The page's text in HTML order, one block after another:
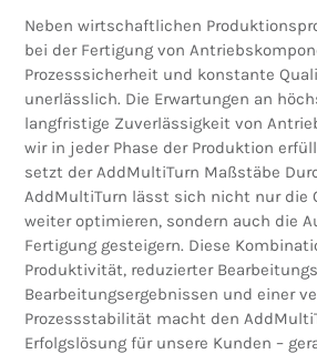
Neben wirtschaftlichen
bei der Fertigung von
Prozesssicherheit und konstante
unerlässlich. Die Erwartungen an
langfristige Zuverlässigkeit von
wir in jeder Phase der Produktion
setzt der AddMultiTurn Maßstäbe
AddMultiTurn lässt sich nicht nur die
weiter optimieren, sondern auch die
Fertigung gesteigern. Diese
Produktivität, reduzierter
Bearbeitungsergebnissen und einer
Prozessstabilität macht den
Erfolgslösung für unsere Kunden –